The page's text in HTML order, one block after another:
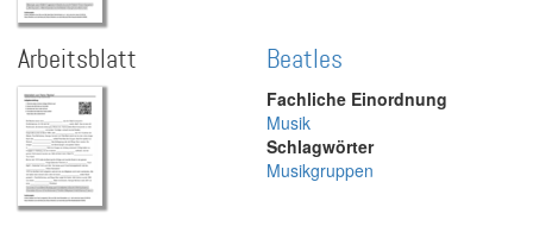
Arbeitsblatt Beatles
Fachliche Einordnung
Musik
Schlagwörter
Musikgruppen